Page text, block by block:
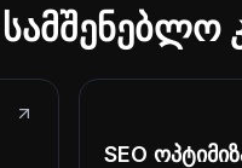
სამშენებლო
SEO